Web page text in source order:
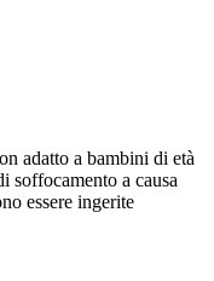
adatto a bambini di età
soffocamento a causa
essere ingerite